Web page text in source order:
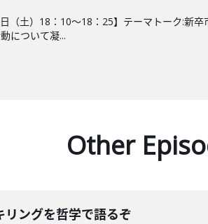
（土）18：10～18：25】テーマトーク:新
について凝...
Other
ングを哲学で語るぞ